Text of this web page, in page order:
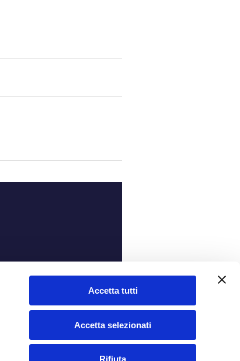
Accetta tutti
Accetta selezionati
Rifiuta